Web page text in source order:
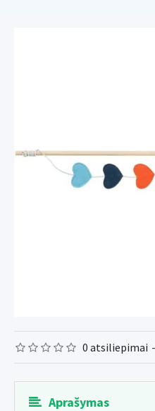
0 atsiliepimai -
Aprašymas